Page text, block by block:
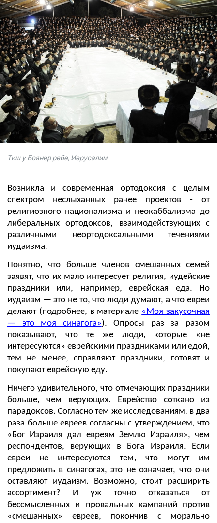
Тиш у Боянер ребе, Иерусалим
Возникла и современная ортодоксия с целым
спектром неслыханных ранее проектов - от
религиозного национализма и неокаббализма до
либеральных ортодоксов, взаимодействующих с
различными неортодоксальными течениями
иудаизма.
Понятно, что больше членов смешанных семей
заявят, что их мало интересует религия, иудейские
праздники или, например, еврейская еда. Но
иудаизм — это не то, что люди думают, а что евреи
делают (подробнее, в материале «Моя закусочная
— это моя синагога»). Опросы раз за разом
показывают, что те же люди, которые «не
интересуются» еврейскими праздниками или едой,
тем не менее, справляют праздники, готовят и
покупают еврейскую еду.
Ничего удивительного, что отмечающих праздники
больше, чем верующих. Еврейство соткано из
парадоксов. Согласно тем же исследованиям, в два
раза больше евреев согласны с утверждением, что
«Бог Израиля дал евреям Землю Израиля», чем
респондентов, верующих в Бога Израиля. Если
евреи не интересуются тем, что могут им
предложить в синагогах, это не означает, что они
оставляют иудаизм. Возможно, стоит расширить
ассортимент? И уж точно отказаться от
бессмысленных и провальных кампаний против
«смешанных» евреев, покончив с морально